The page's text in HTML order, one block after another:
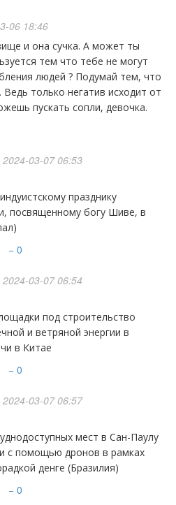
06 18:46
тем что тебе не могут
людей ? Подумай тем, что
только негатив исходит от
пускать сопли, девочка.
03-07 06:53
празднику
посвященному богу Шиве, в
− 0
03-07 06:54
под строительство
и ветряной энергии в
в Китае
− 0
03-07 06:57
мест в Сан-Паулу
с помощью дронов в рамках
денге (Бразилия)
− 0